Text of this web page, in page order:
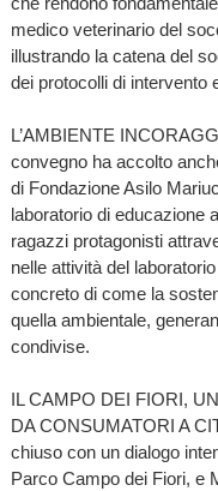
medico veterinario del
illustrando la catena del
dei protocolli di intervento
L’AMBIENTE
convegno ha accolto
di Fondazione Asilo
laboratorio di educazione
ragazzi protagonisti
nelle attività del
concreto di come la
quella ambientale,
condivise.
IL CAMPO DEI FIORI,
DA CONSUMATORI A
chiuso con un dialogo
Parco Campo dei Fiori, e